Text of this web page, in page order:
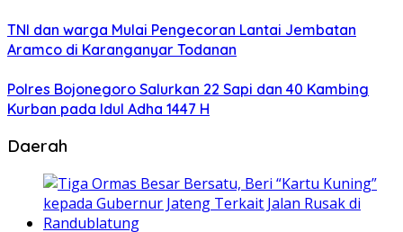
TNI dan warga Mulai Pengecoran Lantai Jembatan
Aramco di Karanganyar Todanan
Polres Bojonegoro Salurkan 22 Sapi dan 40 Kambing
Kurban pada Idul Adha 1447 H
Daerah